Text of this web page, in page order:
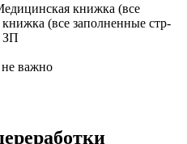
книжка (все
книжка (все заполненные стр-
ЗП
не важно